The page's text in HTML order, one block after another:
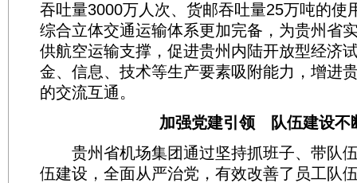
吞吐量3000万人次、货邮吞吐量25万吨的使
综合立体交通运输体系更加完备，为贵州省
供航空运输支撑，促进贵州内陆开放型经济
金、信息、技术等生产要素吸附能力，增进
的交流互通。
加强党建引领 队伍建设不
贵州省机场集团通过坚持抓班子、带队
伍建设，全面从严治党，有效改善了员工队